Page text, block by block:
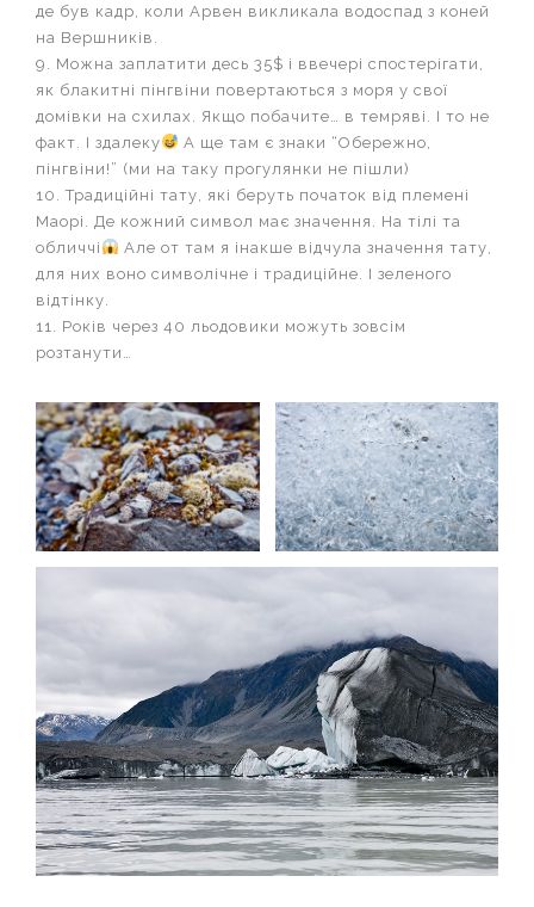
де був кадр, коли Арвен викликала водоспад з коней
на Вершників.
9. Можна заплатити десь 35$ і ввечері спостерігати,
як блакитні пінгвіни повертаються з моря у свої
домівки на схилах. Якщо побачите… в темряві. І то не
факт. І здалеку
А ще там є знаки “Обережно,
пінгвіни!” (ми на таку прогулянки не пішли)
10. Традиційні тату, які беруть початок від племені
Маорі. Де кожний символ має значення. На тілі та
обличчі
Але от там я інакше відчула значення тату,
для них воно символічне і традиційне. І зеленого
відтінку.
11. Років через 40 льодовики можуть зовсім
розтанути…